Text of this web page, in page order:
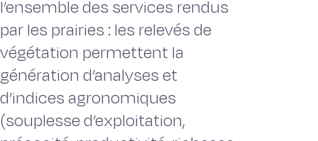
l’ensemble des services rendus
par les prairies : les relevés de
végétation permettent la
génération d’analyses et
d’indices agronomiques
(souplesse d’exploitation,